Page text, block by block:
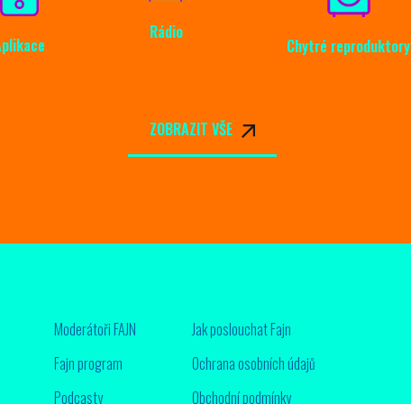
Rádio
Chytré reproduktory
ZOBRAZIT VŠE
Moderátoři FAJN
Fajn program
Podcasty
Jak poslouchat Fajn
Ochrana osobních údajů
Obchodní podmínky